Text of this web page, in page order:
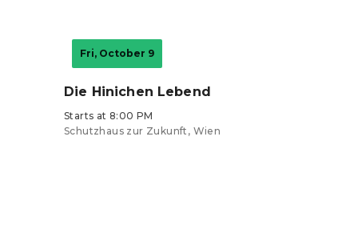
Fri, October 9
Die Hinichen Lebend
Starts at 8:00 PM
Schutzhaus zur Zukunft, Wien